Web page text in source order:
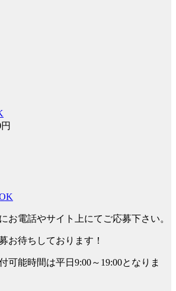
円
お電話やサイト上にてご応募下さい。
お待ちしております！
可能時間は平日9:00～19:00となりま